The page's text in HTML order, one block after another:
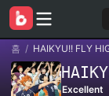
홈 / HAIKYU!! FLY
Excellent